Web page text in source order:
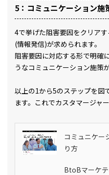
5：コミュニケーション施
4で挙げた阻害要因をクリア
(情報発信)が求められます。
阻害要因に対応する形で明確
うなコミュニケーション施策
以上の1から5のステップを図
ます。これでカスタマージャ
コミュニケー
り方
BtoBマーケ